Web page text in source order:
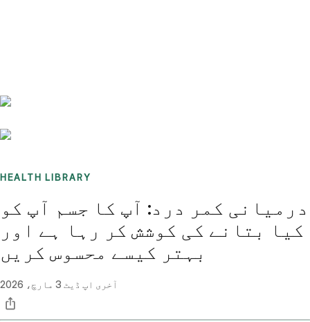
HEALTH LIBRARY
درمیانی کمر درد: آپ کا جسم آپ کو
کیا بتانے کی کوشش کر رہا ہے اور
بہتر کیسے محسوس کریں
آخری اپ ڈیٹ 3 مارچ، 2026